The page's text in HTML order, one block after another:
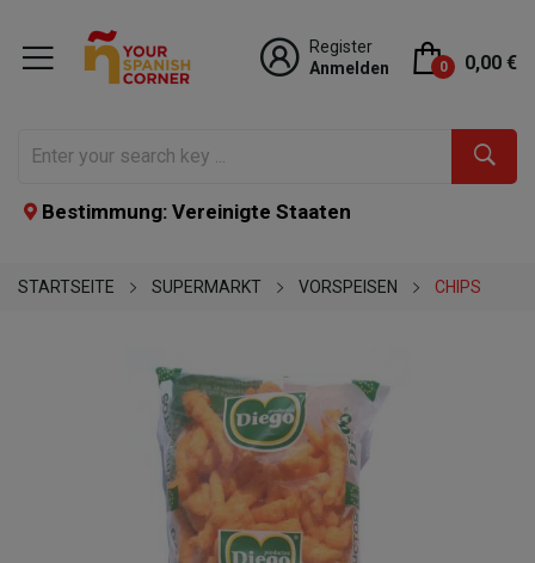
Register
Anmelden
0 0,00 €
Bestimmung: Vereinigte Staaten
STARTSEITE SUPERMARKT VORSPEISEN CHIPS